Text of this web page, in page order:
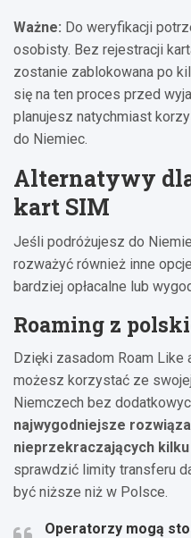
Ważne: Do weryfikacji
osobisty. Bez rejestracji
zostanie zablokowana po
się na ten proces przed
planujesz natychmiast
do Niemiec.
Alternatywy
kart SIM
Jeśli podróżujesz do
rozważyć również inne
bardziej opłacalne lub
Roaming z
Dzięki zasadom Roam Like
możesz korzystać ze
Niemczech bez
najwygodniejsze
nieprzekraczających
sprawdzić limity transferu
być niższe niż w Polsce.
Operatorzy mogą